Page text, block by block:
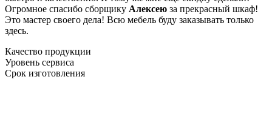
Огромное спасибо сборщику Алексею за прекрасный шкаф!
Это мастер своего дела! Всю мебель буду заказывать только
здесь.
Качество продукции
Уровень сервиса
Срок изготовления